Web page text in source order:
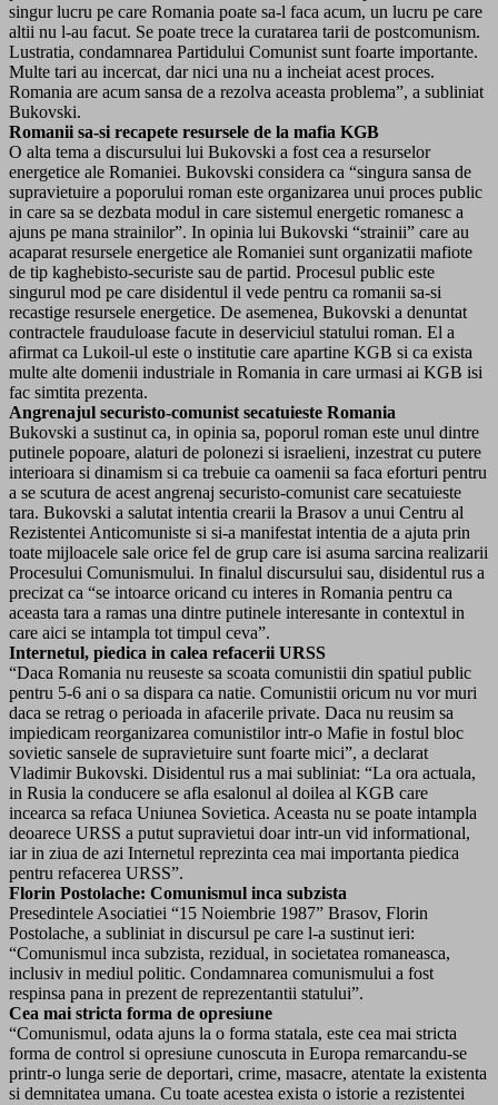
singur lucru pe care Romania poate sa-l faca acum, un lucru pe care
altii nu l-au facut. Se poate trece la curatarea tarii de postcomunism.
Lustratia, condamnarea Partidului Comunist sunt foarte importante.
Multe tari au incercat, dar nici una nu a incheiat acest proces.
Romania are acum sansa de a rezolva aceasta problema”, a subliniat
Bukovski.
Romanii sa-si recapete resursele de la mafia KGB
O alta tema a discursului lui Bukovski a fost cea a resurselor
energetice ale Romaniei. Bukovski considera ca “singura sansa de
supravietuire a poporului roman este organizarea unui proces public
in care sa se dezbata modul in care sistemul energetic romanesc a
ajuns pe mana strainilor”. In opinia lui Bukovski “strainii” care au
acaparat resursele energetice ale Romaniei sunt organizatii mafiote
de tip kaghebisto-securiste sau de partid. Procesul public este
singurul mod pe care disidentul il vede pentru ca romanii sa-si
recastige resursele energetice. De asemenea, Bukovski a denuntat
contractele frauduloase facute in deserviciul statului roman. El a
afirmat ca Lukoil-ul este o institutie care apartine KGB si ca exista
multe alte domenii industriale in Romania in care urmasi ai KGB isi
fac simtita prezenta.
Angrenajul securisto-comunist secatuieste Romania
Bukovski a sustinut ca, in opinia sa, poporul roman este unul dintre
putinele popoare, alaturi de polonezi si israelieni, inzestrat cu putere
interioara si dinamism si ca trebuie ca oamenii sa faca eforturi pentru
a se scutura de acest angrenaj securisto-comunist care secatuieste
tara. Bukovski a salutat intentia crearii la Brasov a unui Centru al
Rezistentei Anticomuniste si si-a manifestat intentia de a ajuta prin
toate mijloacele sale orice fel de grup care isi asuma sarcina realizarii
Procesului Comunismului. In finalul discursului sau, disidentul rus a
precizat ca “se intoarce oricand cu interes in Romania pentru ca
aceasta tara a ramas una dintre putinele interesante in contextul in
care aici se intampla tot timpul ceva”.
Internetul, piedica in calea refacerii URSS
“Daca Romania nu reuseste sa scoata comunistii din spatiul public
pentru 5-6 ani o sa dispara ca natie. Comunistii oricum nu vor muri
daca se retrag o perioada in afacerile private. Daca nu reusim sa
impiedicam reorganizarea comunistilor intr-o Mafie in fostul bloc
sovietic sansele de supravietuire sunt foarte mici”, a declarat
Vladimir Bukovski. Disidentul rus a mai subliniat: “La ora actuala,
in Rusia la conducere se afla esalonul al doilea al KGB care
incearca sa refaca Uniunea Sovietica. Aceasta nu se poate intampla
deoarece URSS a putut supravietui doar intr-un vid informational,
iar in ziua de azi Internetul reprezinta cea mai importanta piedica
pentru refacerea URSS”.
Florin Postolache: Comunismul inca subzista
Presedintele Asociatiei “15 Noiembrie 1987” Brasov, Florin
Postolache, a subliniat in discursul pe care l-a sustinut ieri:
“Comunismul inca subzista, rezidual, in societatea romaneasca,
inclusiv in mediul politic. Condamnarea comunismului a fost
respinsa pana in prezent de reprezentantii statului”.
Cea mai stricta forma de opresiune
“Comunismul, odata ajuns la o forma statala, este cea mai stricta
forma de control si opresiune cunoscuta in Europa remarcandu-se
printr-o lunga serie de deportari, crime, masacre, atentate la existenta
si demnitatea umana. Cu toate acestea exista o istorie a rezistentei